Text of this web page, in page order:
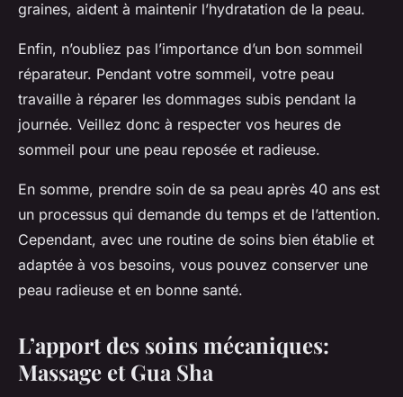
graines, aident à maintenir l’hydratation de la peau.
Enfin, n’oubliez pas l’importance d’un bon sommeil
réparateur. Pendant votre sommeil, votre peau
travaille à réparer les dommages subis pendant la
journée. Veillez donc à respecter vos heures de
sommeil pour une peau reposée et radieuse.
En somme, prendre soin de sa peau après 40 ans est
un processus qui demande du temps et de l’attention.
Cependant, avec une routine de soins bien établie et
adaptée à vos besoins, vous pouvez conserver une
peau radieuse et en bonne santé.
L’apport des soins mécaniques:
Massage et Gua Sha